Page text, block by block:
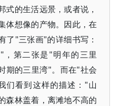
式的生活远景，或者说，
体想像的产物。因此，在
了"三张画"的详细书写：
第二张是"明年的三里
期的三里湾"。而在"社会
们看到这样的描述："山
森林盖着，离滩地不高的